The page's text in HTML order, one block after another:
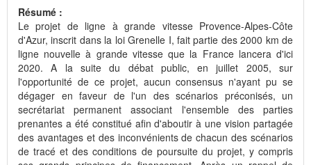
Résumé :
Le projet de ligne à grande vitesse Provence-Alpes-Côte
d'Azur, inscrit dans la loi Grenelle I, fait partie des 2000 km de
ligne nouvelle à grande vitesse que la France lancera d'ici
2020. A la suite du débat public, en juillet 2005, sur
l'opportunité de ce projet, aucun consensus n'ayant pu se
dégager en faveur de l'un des scénarios préconisés, un
secrétariat permanent associant l'ensemble des parties
prenantes a été constitué afin d'aboutir à une vision partagée
des avantages et des inconvénients de chacun des scénarios
de tracé et des conditions de poursuite du projet, y compris